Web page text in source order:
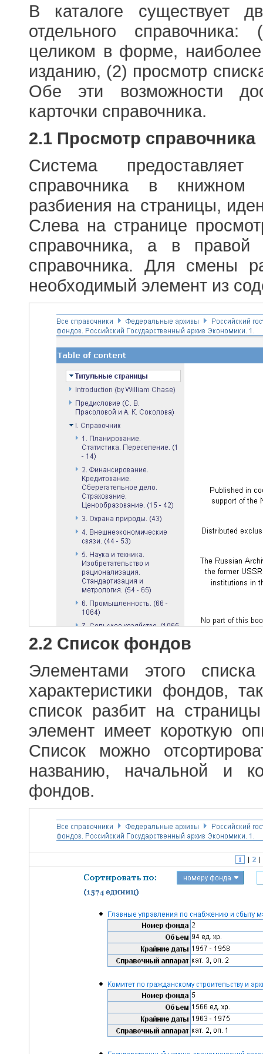
В каталоге существует
отдельного
целиком в форме,
изданию, (2) просмотр
Обе эти возможности
карточки справочника.
2.1 Просмотр справочника
Система
справочника в
разбиения на страницы,
Слева на странице
справочника, а в правой
справочника. Для смены
необходимый элемент из
2.2 Список фондов
Элементами этого
характеристики фондов,
список разбит на
элемент имеет короткую
Список можно
названию, начальной и
фондов.